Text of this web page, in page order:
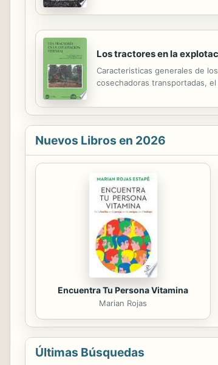
Los tractores en la
Caracteristicas generales de
cosechadoras transportadas,
Nuevos Libros en 2026
Encuentra Tu Persona Vitamina
Marian Rojas
Últimas Búsquedas